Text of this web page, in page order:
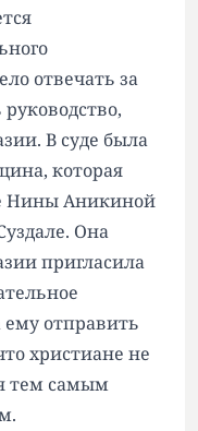
отвечать за
В суде была
которая
Нины Аникиной
Она
пригласила
отправить
христиане не
тем самым